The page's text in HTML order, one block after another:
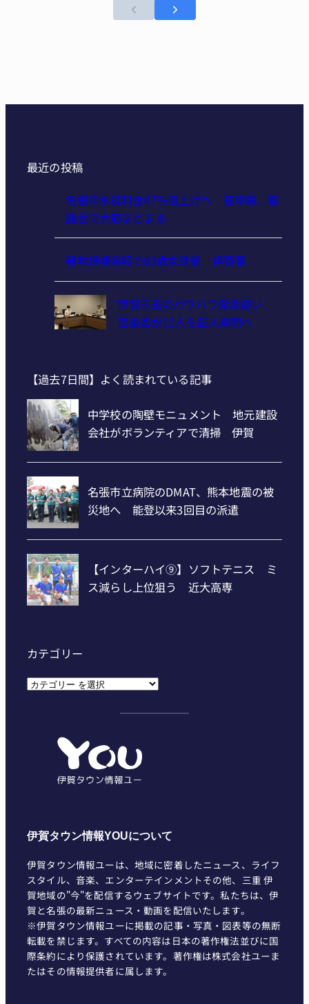
最近の投稿
名張市水道料金47％値上げへ 答申案、審
議会で大筋まとまる
器物損壊容疑で83歳女逮捕 伊賀署
伊賀市長のパワハラ発言疑い
百条委が10人を証人尋問へ
【過去7日間】よく読まれている記事
カテゴリー
カ
伊賀タウン情報YOUについて
伊賀タウン情報ユーは、地域に密着したニュース、ライフ
スタイル、音楽、エンターテインメントその他、三重 伊
賀地域の"今"を配信するウェブサイトです。私たちは、伊
賀と名張の最新ニュース・動画を配信いたします。
※伊賀タウン情報ユーに掲載の記事・写真・図表等の無断
転載を禁じます。すべての内容は日本の著作権法並びに国
際条約により保護されています。著作権は株式会社ユーま
たはその情報提供者に属します。